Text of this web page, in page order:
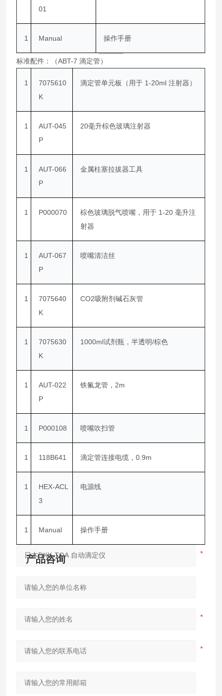
01
1 Manual 操作手册
标准配件：（ABT-7 滴定管）
1
7075610
K
滴定管单元板（用于 1-20ml 注射器）
1
AUT-045
P
20毫升棕色玻璃注射器
1
AUT-066
P
金属柱塞拉拔器工具
1 P000070
棕色玻璃脱气喷嘴，用于 1-20 毫升注
射器
1
AUT-067
P
喷嘴清洁丝
1
7075640
K
CO2吸附剂碱石灰管
1
7075630
K
1000ml试剂瓶，半透明/棕色
1
AUT-022
P
铁氟龙管，2m
1 P000108 喷嘴吹扫管
1 118B641 滴定管连接电缆，0.9m
1
HEX-ACL
3
电源线
1 Manual 操作手册
产品咨询